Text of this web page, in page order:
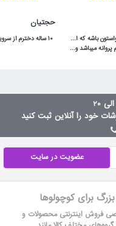
لوگوی نینیکالا آرم پروانه میباشد و باید دقت کنن و آدرس سایت هم ninikala.com
حجتیان
عضویت در سایت
برای کوچولوها
فروش اینترنتی محصولات و